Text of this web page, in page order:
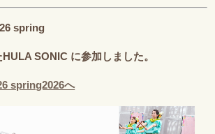
spring
SONIC に参加しました。
spring2026へ